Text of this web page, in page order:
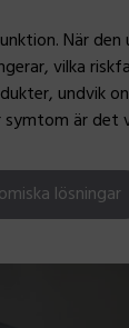
När
vilka
undvik
symtom är
lösningar